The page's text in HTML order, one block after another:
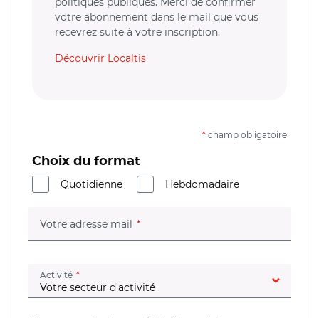
votre abonnement dans le mail que vous
recevrez suite à votre inscription.
Découvrir Localtis
* champ obligatoire
Choix du format
Quotidienne
Hebdomadaire
Votre adresse mail (champ obligatoire)
Activité (champ obligatoire)